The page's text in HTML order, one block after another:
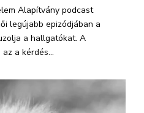
Alapítvány podcast
legújabb epizódjában a
a hallgatókat. A
a kérdés...